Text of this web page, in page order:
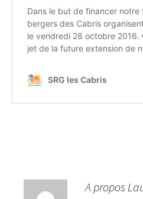
A propos